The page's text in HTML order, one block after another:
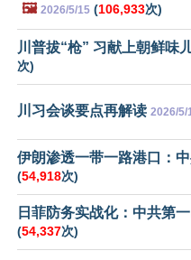
🖼️ 2026/5/15 (106,933次)
川普拔“枪” 习献上朝鲜味
次)
川习会谈要点再解读 2026/5/
伊朗渗透一带一路港口：
(54,918次)
日菲防务实战化：中共第
(54,337次)